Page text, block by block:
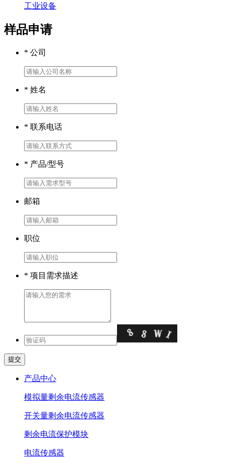
工业设备
样品申请
* 公司
* 姓名
* 联系电话
* 产品/型号
邮箱
职位
* 项目需求描述
产品中心
模拟量剩余电流传感器
开关量剩余电流传感器
剩余电流保护模块
电流传感器